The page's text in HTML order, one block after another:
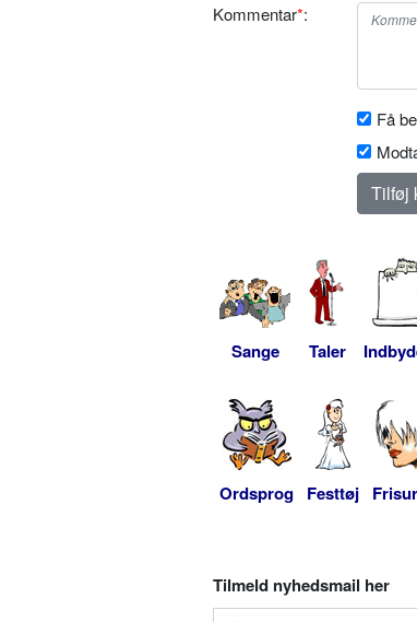
Kommentar*:
Få
Sange Taler
Ordsprog Festtøj
Tilmeld nyhedsmail her